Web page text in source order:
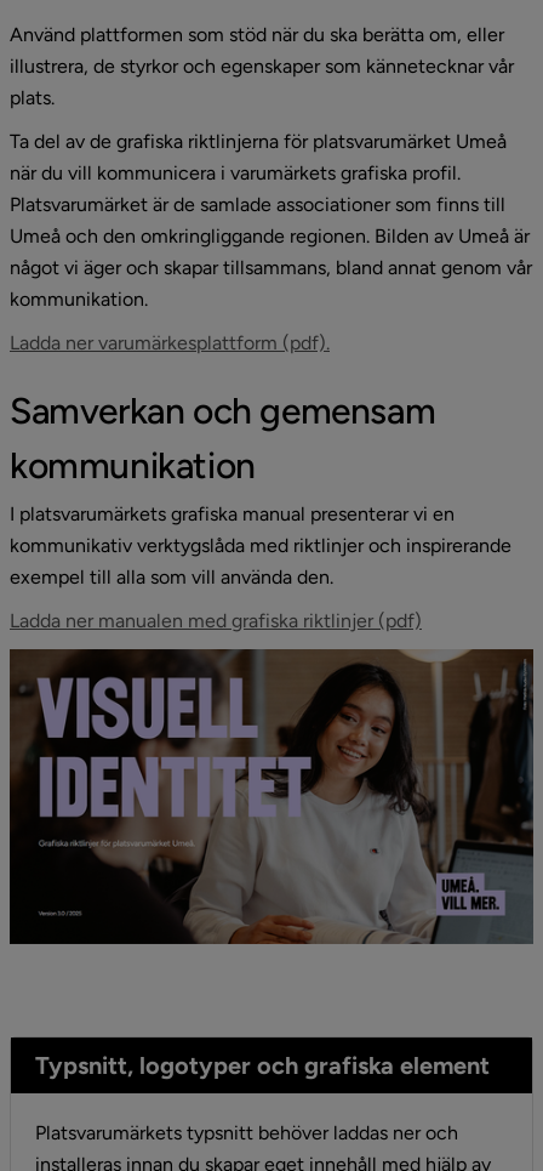
Använd plattformen som stöd när du ska berätta om, eller
illustrera, de styrkor och egenskaper som kännetecknar vår
plats.
Ta del av de grafiska riktlinjerna för platsvarumärket Umeå
när du vill kommunicera i varumärkets grafiska profil.
Platsvarumärket är de samlade associationer som finns till
Umeå och den omkringliggande regionen. Bilden av Umeå är
något vi äger och skapar tillsammans, bland annat genom vår
kommunikation.
Ladda ner varumärkesplattform (pdf).
Samverkan och gemensam
kommunikation
I platsvarumärkets grafiska manual presenterar vi en
kommunikativ verktygslåda med riktlinjer och inspirerande
exempel till alla som vill använda den.
Ladda ner manualen med grafiska riktlinjer (pdf)
Typsnitt, logotyper och grafiska element
Platsvarumärkets typsnitt behöver laddas ner och
installeras innan du skapar eget innehåll med hjälp av